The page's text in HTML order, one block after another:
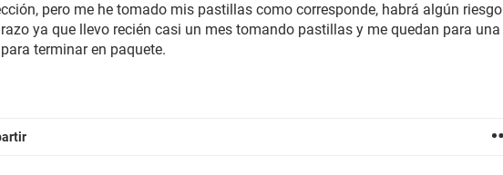
pero me he tomado mis pastillas como corresponde, habrá algún riesgo
ya que llevo recién casi un mes tomando pastillas y me quedan para una
terminar en paquete.